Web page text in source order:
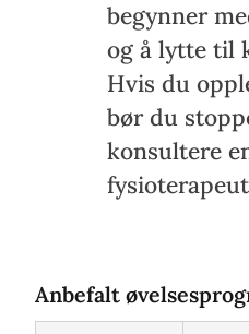
begynner
og å lytte til
Hvis du
bør du
konsultere
Anbefalt